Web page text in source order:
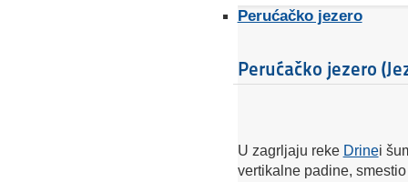
Perućačko jezero
Perućačko jezero
U zagrljaju reke Drinei
vertikalne padine,